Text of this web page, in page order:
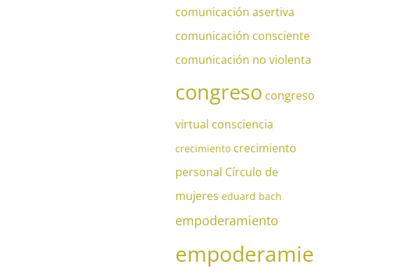
comunicación asertiva
comunicación consciente
comunicación no violenta
congreso congreso
virtual consciencia
crecimiento crecimiento
personal Círculo de
mujeres eduard bach
empoderamiento
empoderamie